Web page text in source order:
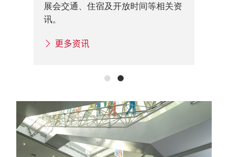
展会交通、住宿及开放时间等相关资
讯。
更多资讯